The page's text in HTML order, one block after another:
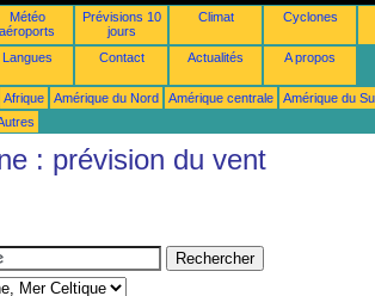
Météo
aéroports
Prévisions 10
jours
Climat Cyclones
Langues Contact Actualités A propos
Afrique Amérique du Nord Amérique centrale
Amérique du
: prévision du vent